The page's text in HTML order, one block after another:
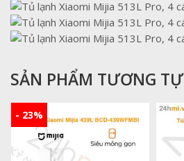
SẢN PHẨM TƯƠNG TỰ
- 23%